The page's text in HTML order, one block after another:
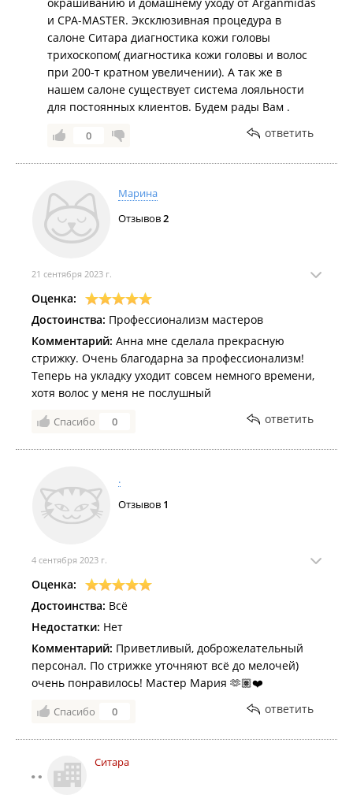
и CPA-MASTER. Эксклюзивная процедура в
салоне Ситара диагностика кожи головы
трихоскопом( диагностика кожи головы и волос
при 200-т кратном увеличении). А так же в
нашем салоне существует система лояльности
для постоянных клиентов. Будем рады Вам .
0 ответить
Марина
Отзывов2
21 сентября 2023 г.
Оценка:
Достоинства: Профессионализм мастеров
Комментарий: Анна мне сделала прекрасную
стрижку. Очень благодарна за профессионализм!
Теперь на укладку уходит совсем немного времени,
хотя волос у меня не послушный
Спасибо 0 ответить
.
Отзывов 1
4 сентября 2023 г.
Оценка:
Достоинства: Всё
Недостатки: Нет
Комментарий: Приветливый, доброжелательный
персонал. По стрижке уточняют всё до мелочей)
очень понравилось! Мастер Мария 🫶🏽❤️
Спасибо 0 ответить
Ситара